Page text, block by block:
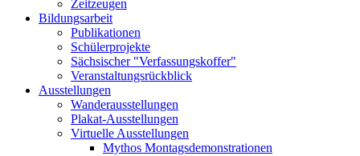
Zeitzeugen
Bildungsarbeit
Publikationen
Schülerprojekte
Sächsischer "Verfassungskoffer"
Veranstaltungsrückblick
Ausstellungen
Wanderausstellungen
Plakat-Ausstellungen
Virtuelle Ausstellungen
Mythos Montagsdemonstrationen